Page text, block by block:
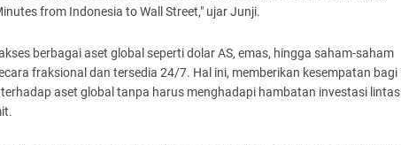
from Indonesia to Wall Street," ujar Junji.
berbagai aset global seperti dolar AS, emas, hingga saham-saham
fraksional dan tersedia 24/7. Hal ini, memberikan kesempatan bagi
aset global tanpa harus menghadapi hambatan investasi lintas